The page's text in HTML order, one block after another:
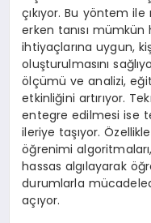
çıkıyor. Bu yöntem
erken tanısı
ihtiyaçlarına uygun,
oluşturulmasını
ölçümü ve analizi,
etkinliğini artırıyor.
entegre edilmesi ise
ileriye taşıyor.
öğrenimi
hassas algılayarak
durumlarla
açıyor.